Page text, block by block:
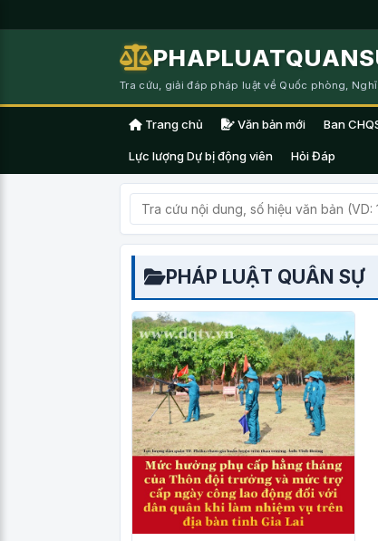
Tra cứu, giải đáp pháp luật về Quốc phòng,
Trang chủ Văn bản mới Ban
Lực lượng Dự bị động viên Hỏi Đáp
PHÁP LUẬT QUÂN SỰ